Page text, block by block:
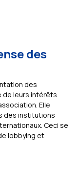
des
des
de leurs intérêts
Elle
des institutions
Ceci se
lobbying et